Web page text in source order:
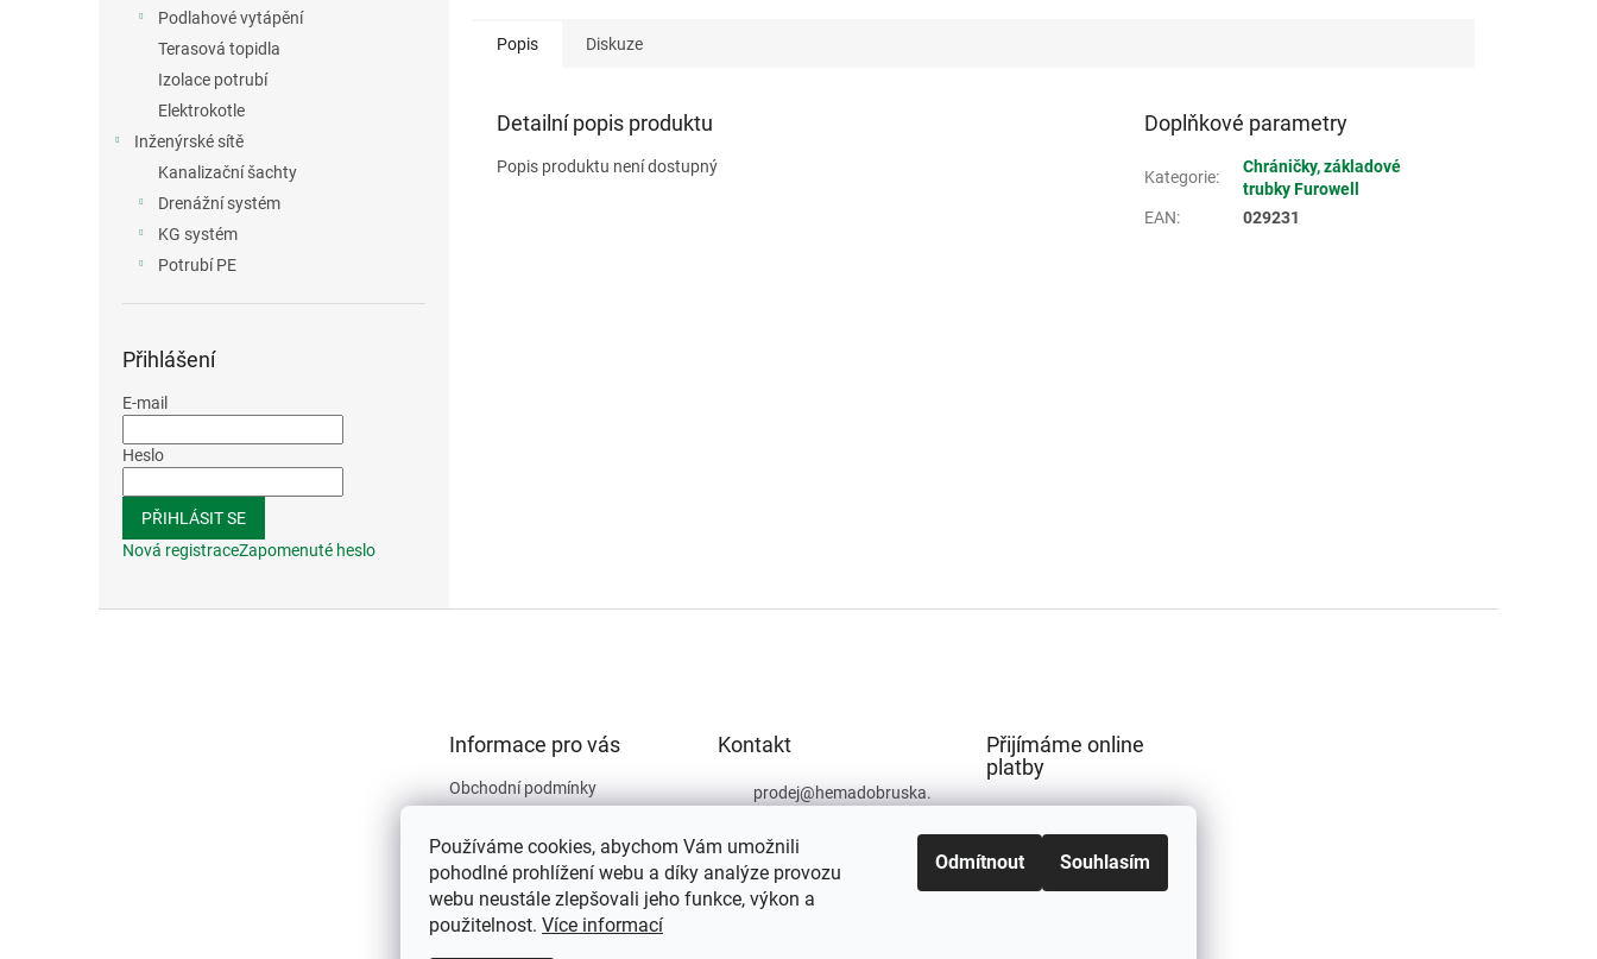
Používáme cookies, abychom Vám umožnili
pohodlné prohlížení webu a díky analýze provozu
webu neustále zlepšovali jeho funkce, výkon a
použitelnost. Více informací
Odmítnout Souhlasím
Podlahové vytápění
Terasová topidla
Izolace potrubí
Elektrokotle
Inženýrské sítě
Kanalizační šachty
Drenážní systém
KG systém
Potrubí PE
Přihlášení
E-mail
Heslo
PŘIHLÁSIT SE
Nová registraceZapomenuté heslo
Popis Diskuze
Detailní popis produktu
Popis produktu není dostupný
Doplňkové parametry
Kategorie:
Chráničky, základové
trubky Furowell
EAN: 029231
Informace pro vás
Obchodní podmínky
údajů
Kontakty
O nás
Kontakt
prodej@hemadobruska.
494 623 129
Přijímáme online
platby